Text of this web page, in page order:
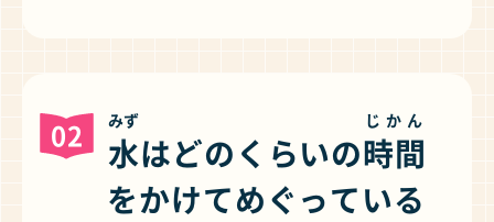
02 水
みず
はどのくらいの時間
じかん
をかけてめぐっている